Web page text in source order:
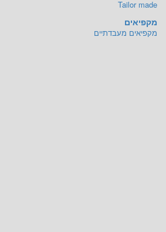
Tailor made
מקפיאים
מקפיאים מעבדתיים